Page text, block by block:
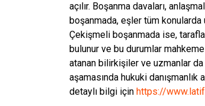
açılır. Boşanma davaları,
boşanmada, eşler tüm
Çekişmeli boşanmada ise,
bulunur ve bu durumlar
atanan bilirkişiler ve uzmanlar da
aşamasında hukuki
detaylı bilgi için https://